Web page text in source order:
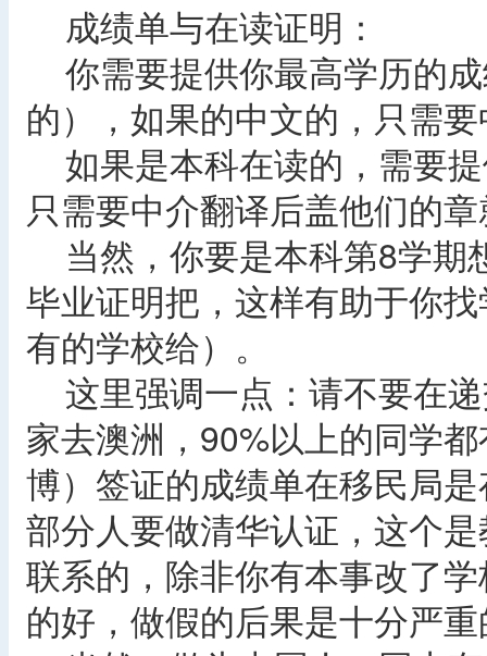
成绩单与在读证明：
你需要提供你最高学历的
的），如果的中文的，只需
如果是本科在读的，需要
只需要中介翻译后盖他们的
当然，你要是本科第8学期
毕业证明把，这样有助于你
有的学校给）。
这里强调一点：请不要在
家去澳洲，90%以上的同学
博）签证的成绩单在移民局
部分人要做清华认证，这个
联系的，除非你有本事改了
的好，做假的后果是十分严